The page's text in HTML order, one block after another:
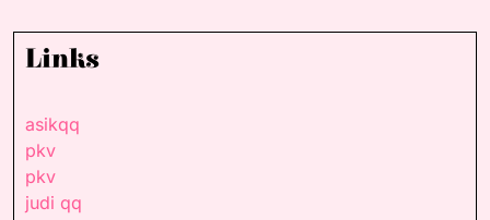
Links
asikqq
pkv
pkv
judi qq